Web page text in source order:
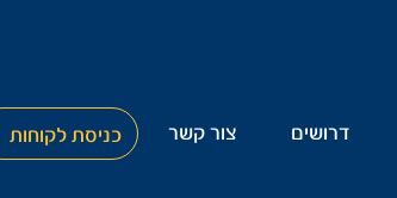
דרושים צור קשר כניסת לקוחות